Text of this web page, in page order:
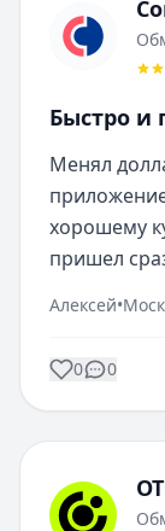
Быстро и
Менял
хорошему
пришел
Алексей•
0 0